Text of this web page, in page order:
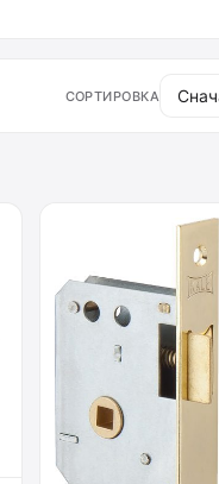
СОРТИРОВКА